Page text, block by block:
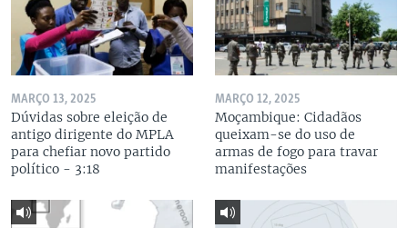
MARÇO 13, 2025
Dúvidas sobre eleição de
antigo dirigente do MPLA
para chefiar novo partido
político - 3:18
MARÇO 12, 2025
Moçambique: Cidadãos
queixam-se do uso de
armas de fogo para travar
manifestações